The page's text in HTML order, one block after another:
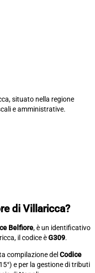
situato nella regione
e amministrative.
di Villaricca?
Belfiore, è un identificativo
il codice èG309.
compilazione del Codice
e per la gestione di tributi